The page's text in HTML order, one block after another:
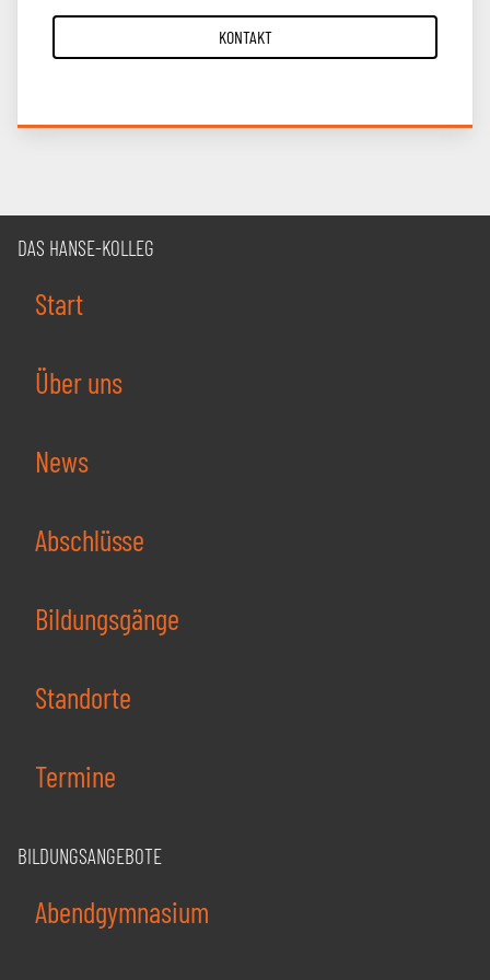
KONTAKT
DAS HANSE-KOLLEG
Start
Über uns
News
Abschlüsse
Bildungsgänge
Standorte
Termine
BILDUNGSANGEBOTE
Abendgymnasium